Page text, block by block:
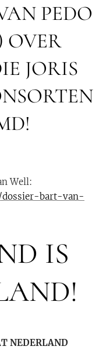
PEDO
OVER
JORIS
Well:
dossier-bart-van-
IS
NEDERLAND